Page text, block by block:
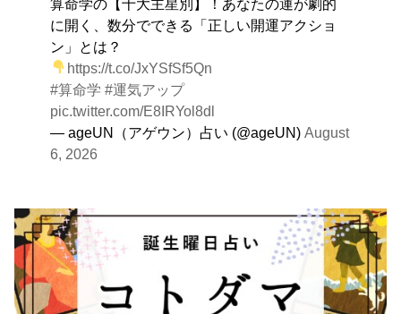
に開く、数分でできる「正しい開運アクショ
ン」とは？
https://t.co/JxYSfSf5Qn
#算命学 #運気アップ
pic.twitter.com/E8IRYol8dl
— ageUN（アゲウン）占い (@ageUN) August
6, 2026